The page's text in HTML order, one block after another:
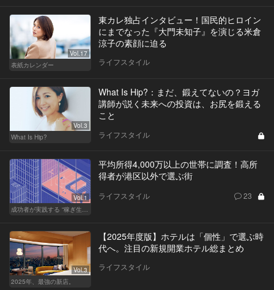
Vol.17
表紙カレンダー
東カレ独占インタビュー！国民的ヒロイン
にまでなった『大門未知子』を演じる米倉
涼子の素顔に迫る
ライフスタイル
Vol.3
What Is Hip?
What Is Hip?：まだ、鍛えてないの？ヨガ
講師が説く未来への投資は、お尻を鍛える
こと
ライフスタイル
Vol.1
成功者が実践する “稼ぎ生活”
平均所得4,000万以上の世帯に調査！高所
得者が港区以外で選ぶ街
ライフスタイル 23
Vol.3
2025年、最強の新店。
【2025年度版】ホテルは「個性」で選ぶ時
代へ。注目の新規開業ホテル総まとめ
ライフスタイル